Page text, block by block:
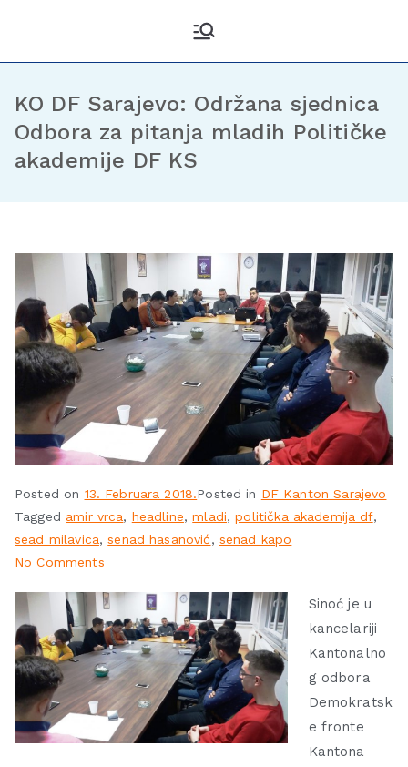
KO DF Sarajevo: Održana sjednica
Odbora za pitanja mladih Političke
akademije DF KS
Posted on 13. Februara 2018.Posted in DF Kanton Sarajevo
Tagged amir vrca, headline,mladi,politička akademija df,
sead milavica,senad hasanović, senad kapo
No Comments
Sinoć je u
kancelariji
Kantonalno
g odbora
Demokratsk
e fronte
Kantona